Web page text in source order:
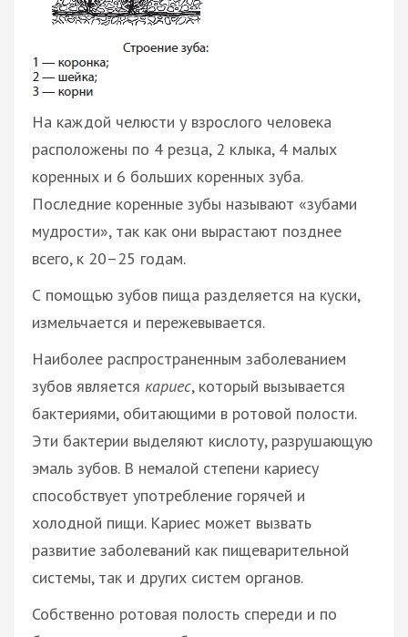
На каждой челюсти у взрослого человека
расположены по 4 резца, 2 клыка, 4 малых
коренных и 6 больших коренных зуба.
Последние коренные зубы называют «зубами
мудрости», так как они вырастают позднее
всего, к 20–25 годам.
С помощью зубов пища разделяется на куски,
измельчается и пережевывается.
Наиболее распространенным заболеванием
зубов является кариес, который вызывается
бактериями, обитающими в ротовой полости.
Эти бактерии выделяют кислоту, разрушающую
эмаль зубов. В немалой степени кариесу
способствует употребление горячей и
холодной пищи. Кариес может вызвать
развитие заболеваний как пищеварительной
системы, так и других систем органов.
Собственно ротовая полость спереди и по